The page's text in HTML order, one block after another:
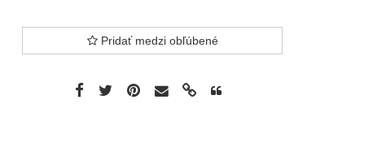
Pridať medzi obľúbené